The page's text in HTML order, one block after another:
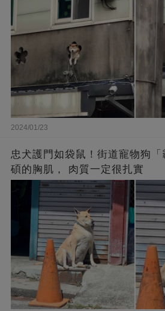
2024/01/23
忠犬護門如袋鼠！街道寵物狗
碩的胸肌， 肉質一定很扎實